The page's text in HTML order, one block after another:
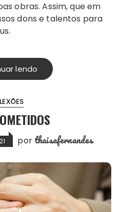
dons e talentos para
lendo
por thaisafernandes